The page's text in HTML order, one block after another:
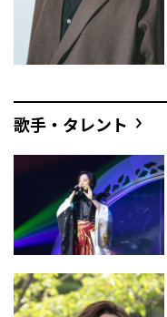
歌手・タレント